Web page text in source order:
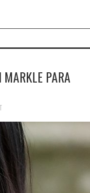
PARA